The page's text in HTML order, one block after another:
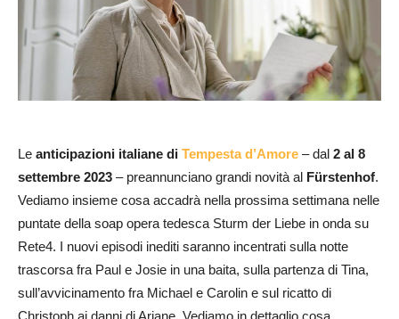
Le anticipazioni italiane di Tempesta d’Amore – dal 2 al 8
settembre 2023 – preannunciano grandi novità al Fürstenhof.
Vediamo insieme cosa accadrà nella prossima settimana nelle
puntate della soap opera tedesca Sturm der Liebe in onda su
Rete4. I nuovi episodi inediti saranno incentrati sulla notte
trascorsa fra Paul e Josie in una baita, sulla partenza di Tina,
sull’avvicinamento fra Michael e Carolin e sul ricatto di
Christoph ai danni di Ariane. Vediamo in dettaglio cosa